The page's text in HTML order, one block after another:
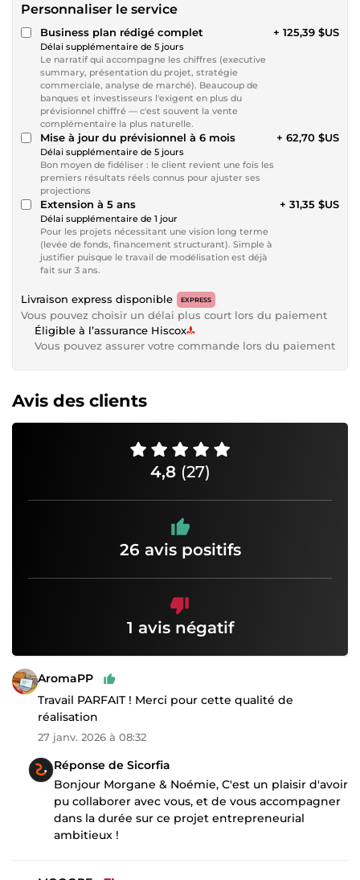
Personnaliser le service
Business plan rédigé complet
Délai supplémentaire de 5 jours
Le narratif qui accompagne les chiffres (executive
summary, présentation du projet, stratégie
commerciale, analyse de marché). Beaucoup de
banques et investisseurs l'exigent en plus du
prévisionnel chiffré — c'est souvent la vente
complémentaire la plus naturelle.
+ 125,39 $US
Mise à jour du prévisionnel à 6 mois
Délai supplémentaire de 5 jours
Bon moyen de fidéliser : le client revient une fois les
premiers résultats réels connus pour ajuster ses
projections
+ 62,70 $US
Extension à 5 ans
Délai supplémentaire de 1 jour
Pour les projets nécessitant une vision long terme
(levée de fonds, financement structurant). Simple à
justifier puisque le travail de modélisation est déjà
fait sur 3 ans.
+ 31,35 $US
Livraison express disponible EXPRESS
Vous pouvez choisir un délai plus court lors du paiement
Éligible à l’assurance Hiscox
Vous pouvez assurer votre commande lors du paiement
Avis des clients
4,8 (27)
26 avis positifs
1 avis négatif
AromaPP
Travail PARFAIT ! Merci pour cette qualité de
réalisation
27 janv. 2026 à 08:32
Réponse de Sicorfia
Bonjour Morgane & Noémie, C'est un plaisir d'avoir
pu collaborer avec vous, et de vous accompagner
dans la durée sur ce projet entrepreneurial
ambitieux !